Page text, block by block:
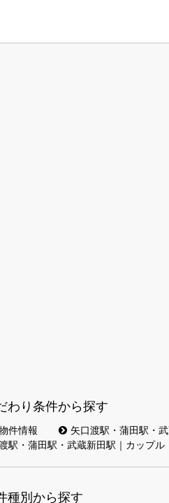
わり条件から探す
件情報
矢口渡駅・蒲田駅・
駅・蒲田駅・武蔵新田駅｜カップ
種別から探す